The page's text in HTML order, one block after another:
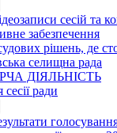
сесій та
забезпечення
рішень, де
селищна рада
ДІЯЛЬНІСТЬ
ради